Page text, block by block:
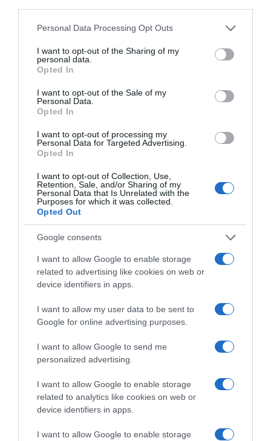
Please note that this website/app uses one or more Google
not limited to your visit or usage behaviour. You may click to
grant or deny consent to Google and its third-party tags to
use your data for below specified purposes in below Google
consent section.
Personal Data Processing Opt Outs
I want to opt-out of the Sharing of my
personal data.
Opted In
I want to opt-out of the Sale of my
Personal Data.
Opted In
I want to opt-out of processing my
Personal Data for Targeted Advertising.
Opted In
I want to opt-out of Collection, Use,
Retention, Sale, and/or Sharing of my
Personal Data that Is Unrelated with the
Purposes for which it was collected.
Opted Out
Google consents
I want to allow Google to enable storage
related to advertising like cookies on web or
device identifiers in apps.
I want to allow my user data to be sent to
Google for online advertising purposes.
I want to allow Google to send me
personalized advertising.
I want to allow Google to enable storage
related to analytics like cookies on web or
device identifiers in apps.
I want to allow Google to enable storage
ΕΛΛΑΔΑ
Τροχαίο στον Κηφισό –
Καθυστερήσεις στο ρεύμα προς
Πειραιά
Δεν υπάρχουν τραυματίες